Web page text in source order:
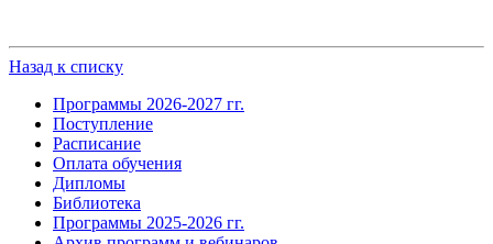
Назад к списку
Программы 2026-2027 гг.
Поступление
Расписание
Оплата обучения
Дипломы
Библиотека
Программы 2025-2026 гг.